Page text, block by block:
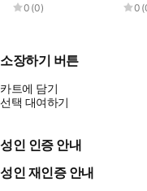
0 (0) 0 (
소장하기 버튼
카트에 담기
선택 대여하기
성인 인증 안내
성인 재인증 안내